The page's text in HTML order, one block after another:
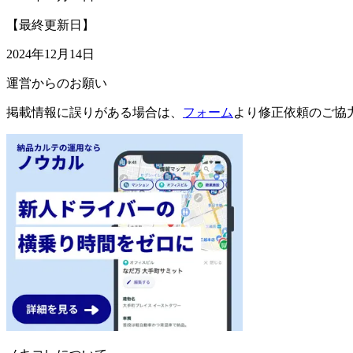
【最終更新日】
2024年12月14日
運営からのお願い
掲載情報に誤りがある場合は、 フォーム より修正依頼のご協